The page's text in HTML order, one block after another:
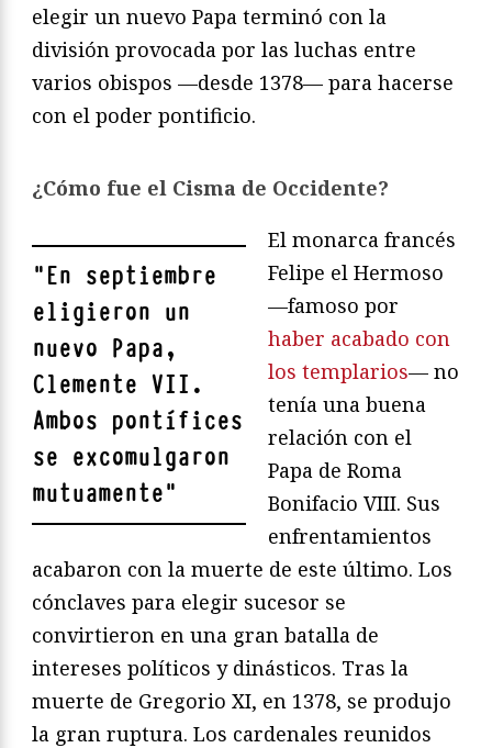
elegir un nuevo Papa terminó con la
división provocada por las luchas entre
varios obispos —desde 1378— para hacerse
con el poder pontificio.
¿Cómo fue el Cisma de Occidente?
"En septiembre
eligieron un
nuevo Papa,
Clemente VII.
Ambos pontífices
se excomulgaron
mutuamente"
El monarca francés
Felipe el Hermoso
—famoso por
haber acabado con
los templarios— no
tenía una buena
relación con el
Papa de Roma
Bonifacio VIII. Sus
enfrentamientos
acabaron con la muerte de este último. Los
cónclaves para elegir sucesor se
convirtieron en una gran batalla de
intereses políticos y dinásticos. Tras la
muerte de Gregorio XI, en 1378, se produjo
la gran ruptura. Los cardenales reunidos